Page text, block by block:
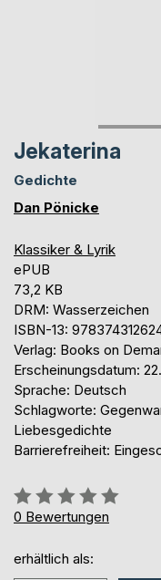
Jekaterina
Gedichte
Dan Pönicke
Klassiker & Lyrik
ePUB
73,2 KB
DRM: Wasserzeichen
ISBN-13:
Verlag: Books on
Erscheinungsdatum:
Sprache: Deutsch
Schlagworte:
Liebesgedichte
Barrierefreiheit:
Bewertung::
0%
0 Bewertungen
erhältlich als: